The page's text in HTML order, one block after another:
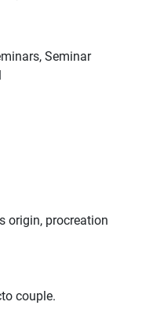
Seminar
origin, procreation
couple.